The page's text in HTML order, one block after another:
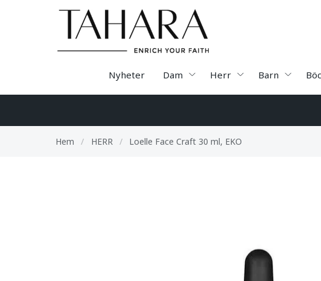
Nyheter Dam Herr Barn
Hem / HERR / Loelle Face Craft 30 ml, EKO